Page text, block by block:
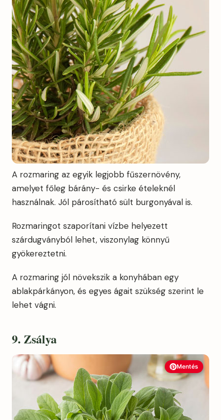
A rozmaring az egyik legjobb fűszernövény,
amelyet főleg bárány- és csirke ételeknél
használnak. Jól párosítható sült burgonyával is.
Rozmaringot szaporítani vízbe helyezett
szárdugványból lehet, viszonylag könnyű
gyökereztetni.
A rozmaring jól növekszik a konyhában egy
ablakpárkányon, és egyes ágait szükség szerint le
lehet vágni.
9. Zsálya
Mentés